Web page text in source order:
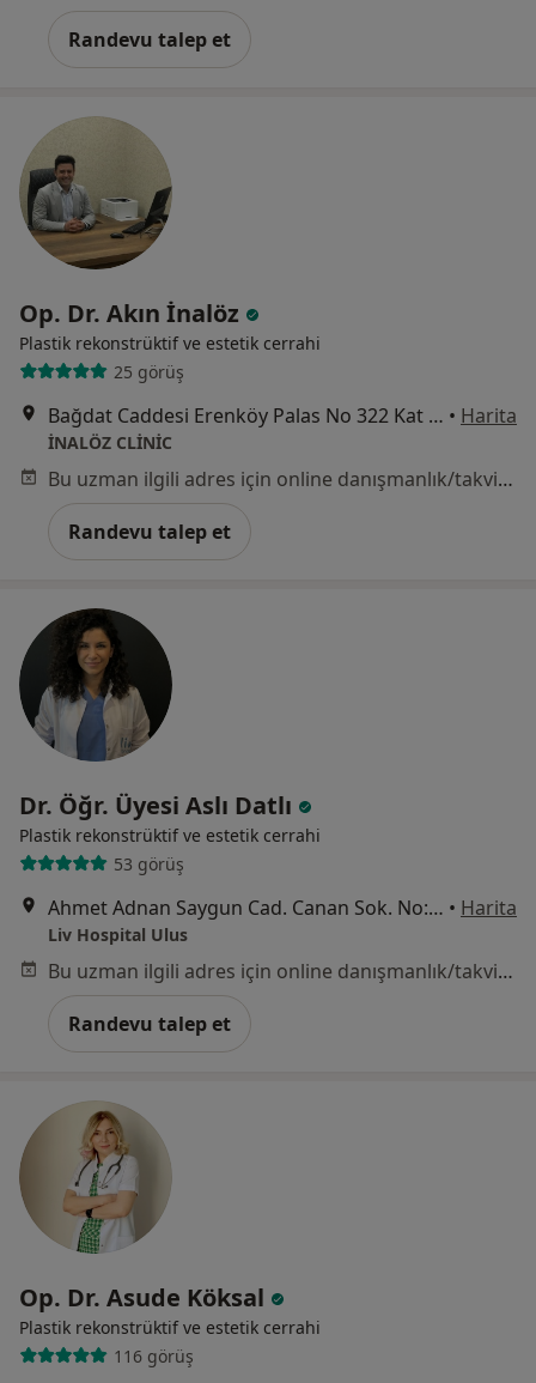
Randevu talep et
Op. Dr. Akın İnalöz
Plastik rekonstrüktif ve estetik cerrahi
25 görüş
Bağdat Caddesi Erenköy Palas No 322 Kat 1 Daire 4 Kadıköy, İstanbul • Harita
İNALÖZ CLİNİC
Bu uzman ilgili adres için online danışmanlık/takvim sunmuyor.
Randevu talep et
Dr. Öğr. Üyesi Aslı Datlı
Plastik rekonstrüktif ve estetik cerrahi
53 görüş
Ahmet Adnan Saygun Cad. Canan Sok. No:5 Ulus, Beşiktaş • Harita
Liv Hospital Ulus
Bu uzman ilgili adres için online danışmanlık/takvim sunmuyor.
Randevu talep et
Op. Dr. Asude Köksal
Plastik rekonstrüktif ve estetik cerrahi
116 görüş